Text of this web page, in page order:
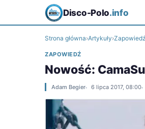
Disco-Polo.info
Strona główna›Artykuły›Zapowiedź
ZAPOWIEDŹ
Nowość:
Adam Begier 6 lipca 2017, 08:00